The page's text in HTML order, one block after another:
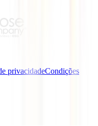
privacidadeCondições